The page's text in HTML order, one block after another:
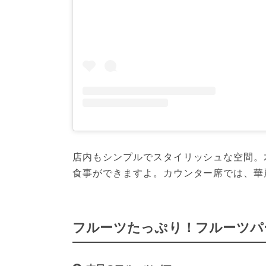
店内もシンプルでスタイリッシュな空間
食事ができますよ。カウンター席では、
フルーツたっぷり！フルーツ